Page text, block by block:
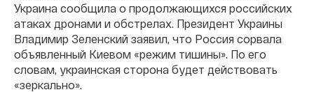
Украина сообщила о продолжающихся российских
атаках дронами и обстрелах. Президент Украины
Владимир Зеленский заявил, что Россия сорвала
объявленный Киевом «режим тишины». По его
словам, украинская сторона будет действовать
«зеркально».